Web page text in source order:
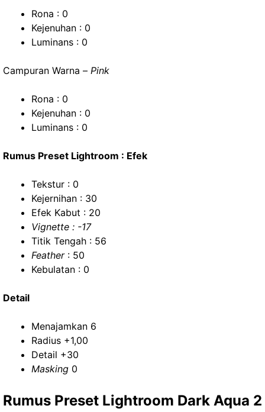
Rona : 0
Kejenuhan : 0
Luminans : 0
Campuran Warna – Pink
Rona : 0
Kejenuhan : 0
Luminans : 0
Rumus Preset Lightroom : Efek
Tekstur : 0
Kejernihan : 30
Efek Kabut : 20
Vignette : -17
Titik Tengah : 56
Feather: 50
Kebulatan : 0
Detail
Menajamkan 6
Radius +1,00
Detail +30
Masking 0
Rumus Preset Lightroom Dark Aqua 2